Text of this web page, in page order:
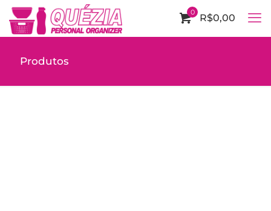
0 R$0,00
Produtos